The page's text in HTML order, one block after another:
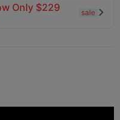
Only $229
sale 